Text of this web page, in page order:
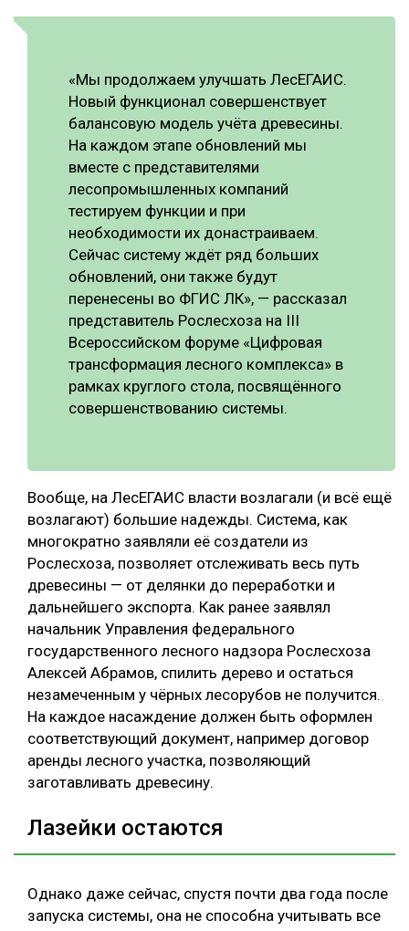
«Мы продолжаем улучшать ЛесЕГАИС.
Новый функционал совершенствует
балансовую модель учёта древесины.
На каждом этапе обновлений мы
вместе с представителями
лесопромышленных компаний
тестируем функции и при
необходимости их донастраиваем.
Сейчас систему ждёт ряд больших
обновлений, они также будут
перенесены во ФГИС ЛК», — рассказал
представитель Рослесхоза на III
Всероссийском форуме «Цифровая
трансформация лесного комплекса» в
рамках круглого стола, посвящённого
совершенствованию системы.
Вообще, на ЛесЕГАИС власти возлагали (и всё ещё
возлагают) большие надежды. Система, как
многократно заявляли её создатели из
Рослесхоза, позволяет отслеживать весь путь
древесины — от делянки до переработки и
дальнейшего экспорта. Как ранее заявлял
начальник Управления федерального
государственного лесного надзора Рослесхоза
Алексей Абрамов, спилить дерево и остаться
незамеченным у чёрных лесорубов не получится.
На каждое насаждение должен быть оформлен
соответствующий документ, например договор
аренды лесного участка, позволяющий
заготавливать древесину.
Лазейки остаются
Однако даже сейчас, спустя почти два года после
запуска системы, она не способна учитывать все